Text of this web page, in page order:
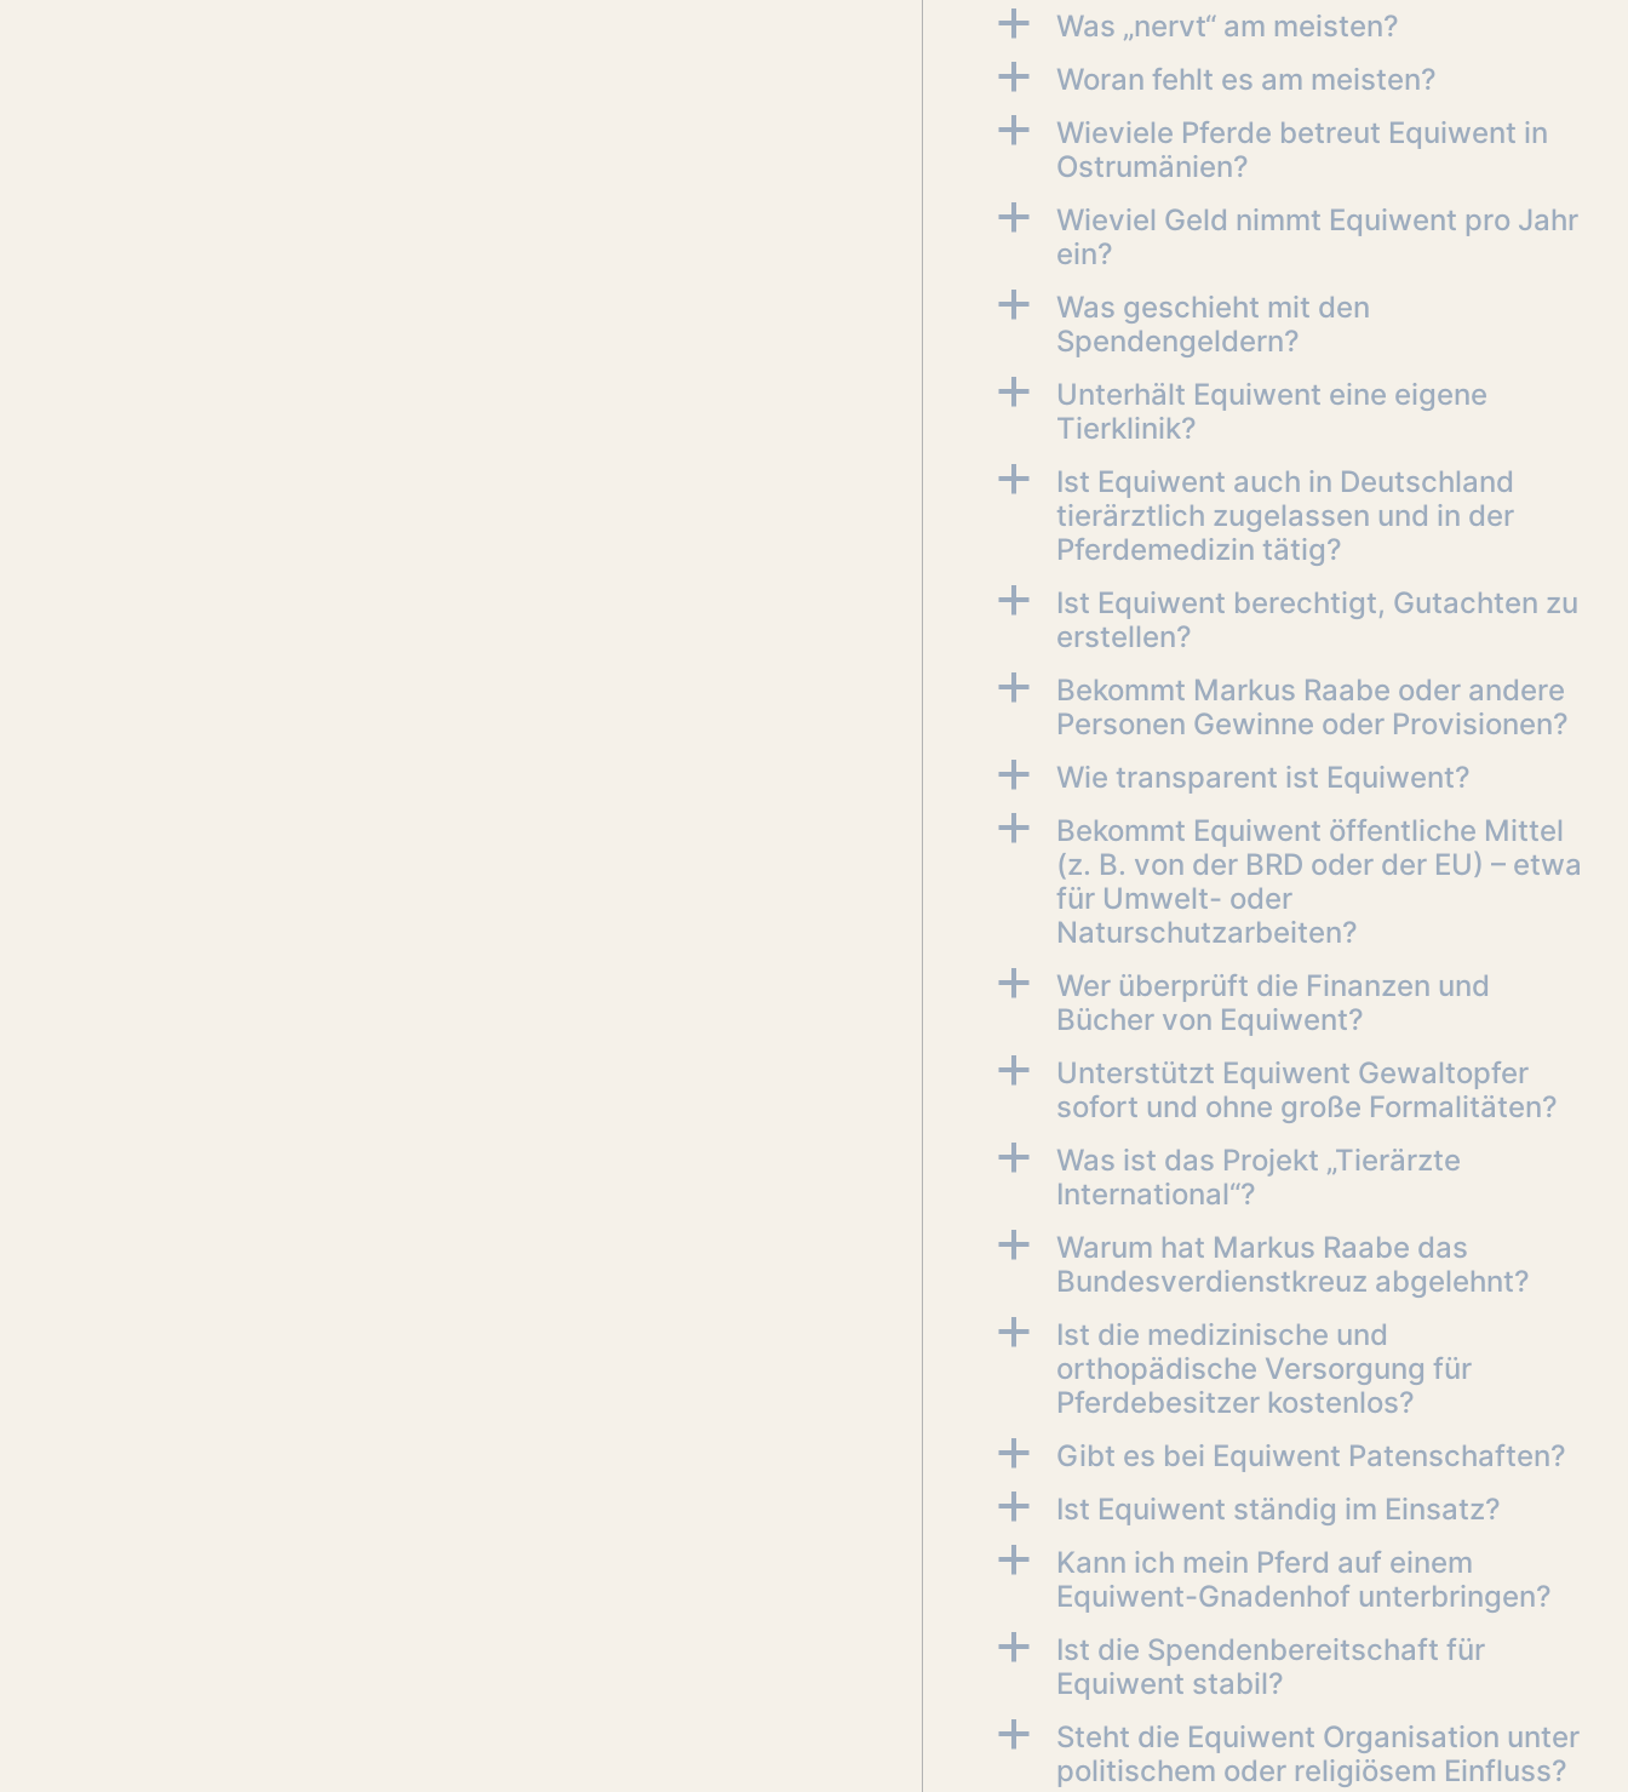
a Was „nervt“ am meisten?
a Woran fehlt es am meisten?
a
Wieviele Pferde betreut Equiwent in
Ostrumänien?
a
Wieviel Geld nimmt Equiwent pro Jahr
ein?
a
Was geschieht mit den
Spendengeldern?
a
Unterhält Equiwent eine eigene
Tierklinik?
a
Ist Equiwent auch in Deutschland
tierärztlich zugelassen und in der
Pferdemedizin tätig?
a
Ist Equiwent berechtigt, Gutachten zu
erstellen?
a
Bekommt Markus Raabe oder andere
Personen Gewinne oder Provisionen?
a Wie transparent ist Equiwent?
a
Bekommt Equiwent öffentliche Mittel
(z. B. von der BRD oder der EU) – etwa
für Umwelt- oder
Naturschutzarbeiten?
a
Wer überprüft die Finanzen und
Bücher von Equiwent?
a
Unterstützt Equiwent Gewaltopfer
sofort und ohne große Formalitäten?
a
Was ist das Projekt „Tierärzte
International“?
a
Warum hat Markus Raabe das
Bundesverdienstkreuz abgelehnt?
a
Ist die medizinische und
orthopädische Versorgung für
Pferdebesitzer kostenlos?
a Gibt es bei Equiwent Patenschaften?
a Ist Equiwent ständig im Einsatz?
a
Kann ich mein Pferd auf einem
Equiwent-Gnadenhof unterbringen?
a
Ist die Spendenbereitschaft für
Equiwent stabil?
a
Steht die Equiwent Organisation unter
politischem oder religiösem Einfluss?